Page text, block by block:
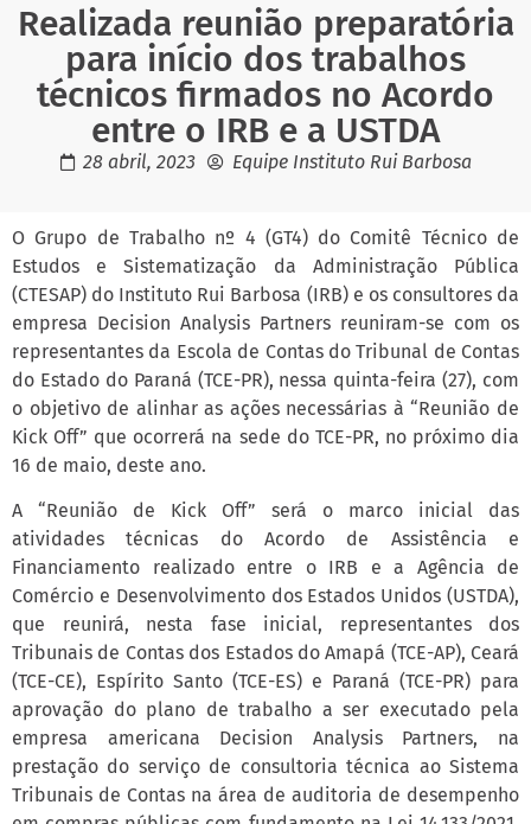
Realizada reunião preparatória
para início dos trabalhos
técnicos firmados no Acordo
entre o IRB e a USTDA
28 abril, 2023 Equipe Instituto Rui Barbosa
O Grupo de Trabalho nº 4 (GT4) do Comitê Técnico de
Estudos e Sistematização da Administração Pública
(CTESAP) do Instituto Rui Barbosa (IRB) e os consultores da
empresa Decision Analysis Partners reuniram-se com os
representantes da Escola de Contas do Tribunal de Contas
do Estado do Paraná (TCE-PR), nessa quinta-feira (27), com
o objetivo de alinhar as ações necessárias à “Reunião de
Kick Off” que ocorrerá na sede do TCE-PR, no próximo dia
16 de maio, deste ano.
A “Reunião de Kick Off” será o marco inicial das
atividades técnicas do Acordo de Assistência e
Financiamento realizado entre o IRB e a Agência de
Comércio e Desenvolvimento dos Estados Unidos (USTDA),
que reunirá, nesta fase inicial, representantes dos
Tribunais de Contas dos Estados do Amapá (TCE-AP), Ceará
(TCE-CE), Espírito Santo (TCE-ES) e Paraná (TCE-PR) para
aprovação do plano de trabalho a ser executado pela
empresa americana Decision Analysis Partners, na
prestação do serviço de consultoria técnica ao Sistema
Tribunais de Contas na área de auditoria de desempenho